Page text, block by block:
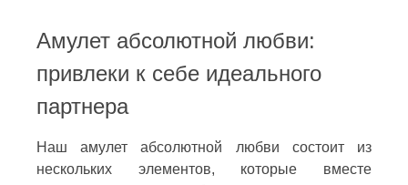
Амулет абсолютной любви:
привлеки к себе идеального
партнера
Наш амулет абсолютной любви состоит из
нескольких элементов, которые вместе